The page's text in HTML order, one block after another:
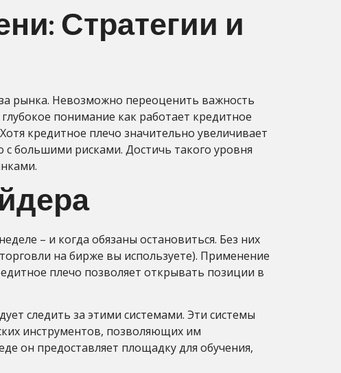
Стратегии и
рынка. Невозможно переоценить важность
понимание как работает кредитное
кредитное плечо значительно увеличивает
большими рисками. Достичь такого уровня
– и когда обязаны остановиться. Без них
на бирже вы используете). Применение
плечо позволяет открывать позиции в
следить за этими системами. Эти системы
инструментов, позволяющих им
он предоставляет площадку для обучения,